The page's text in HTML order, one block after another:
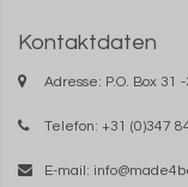
Kontaktdaten
Adresse: P.O. Box
Telefon: +31 (0)347
E-mail: